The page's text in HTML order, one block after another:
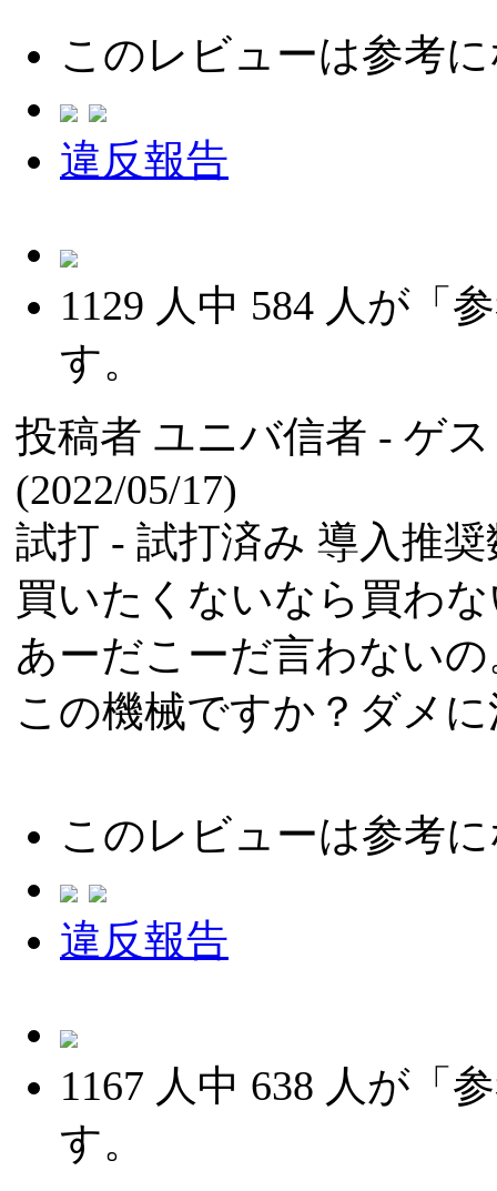
このレビューは参考
違反報告
1129 人中 584 人が「
す。
投稿者 ユニバ信者 - ゲ
(2022/05/17)
試打 - 試打済み 導入推
買いたくないなら買わ
あーだこーだ言わないの
この機械ですか？ダメ
このレビューは参考
違反報告
1167 人中 638 人が「
す。